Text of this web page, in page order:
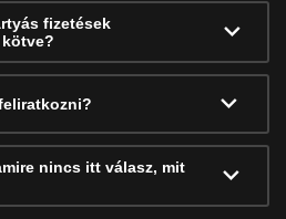
fizetések
nincs itt válasz, mit